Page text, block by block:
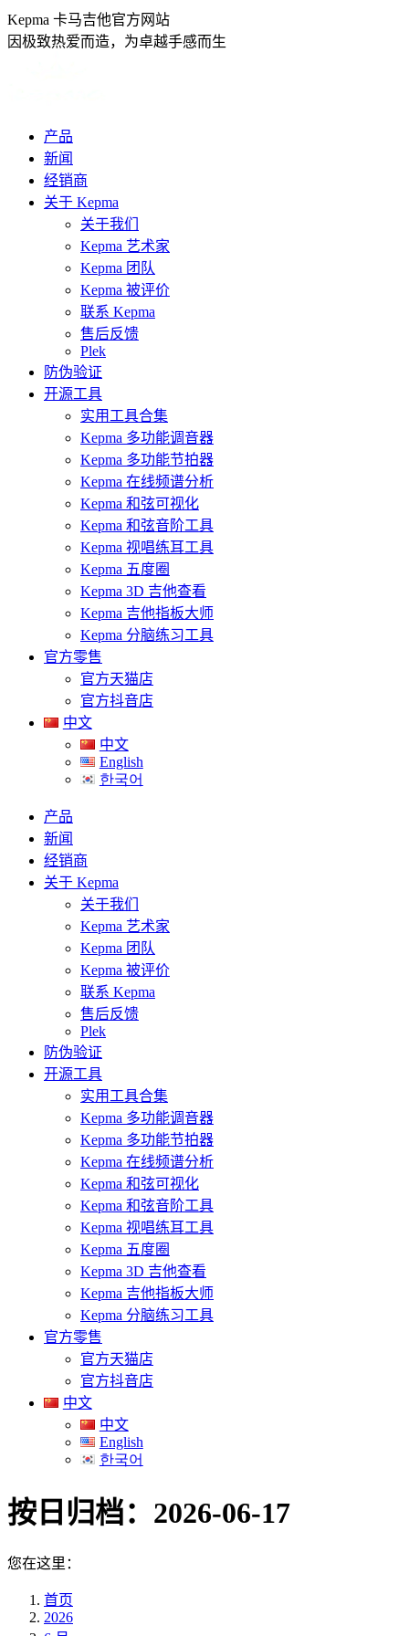
跳
转
Kepma 卡马吉他官方网站
因极致热爱而造，为卓越手感而生
产品
新闻
经销商
关于 Kepma
关于我们
Kepma 艺术家
Kepma 团队
Kepma 被评价
联系 Kepma
售后反馈
Plek
防伪验证
开源工具
实用工具合集
Kepma 多功能调音器
Kepma 多功能节拍器
Kepma 在线频谱分析
Kepma 和弦可视化
Kepma 和弦音阶工具
Kepma 视唱练耳工具
Kepma 五度圈
Kepma 3D 吉他查看
Kepma 吉他指板大师
Kepma 分脑练习工具
官方零售
官方天猫店
官方抖音店
中文
中文
English
한국어
产品
新闻
经销商
关于 Kepma
关于我们
Kepma 艺术家
Kepma 团队
Kepma 被评价
联系 Kepma
售后反馈
Plek
防伪验证
开源工具
实用工具合集
Kepma 多功能调音器
Kepma 多功能节拍器
Kepma 在线频谱分析
Kepma 和弦可视化
Kepma 和弦音阶工具
Kepma 视唱练耳工具
Kepma 五度圈
Kepma 3D 吉他查看
Kepma 吉他指板大师
Kepma 分脑练习工具
官方零售
官方天猫店
官方抖音店
中文
中文
English
한국어
按日归档： 2026-06-17
您在这里：
首页
2026